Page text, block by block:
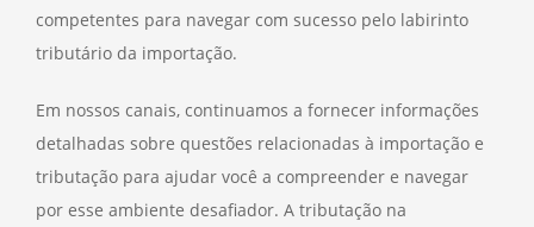
competentes para navegar com sucesso pelo labirinto
tributário da importação.
Em nossos canais, continuamos a fornecer informações
detalhadas sobre questões relacionadas à importação e
tributação para ajudar você a compreender e navegar
por esse ambiente desafiador. A tributação na